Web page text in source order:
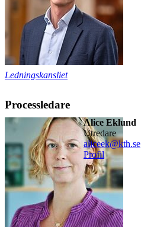
Ledningskansliet
Processledare
Alice Eklund
utredare
aliceek@kth.se
Profil